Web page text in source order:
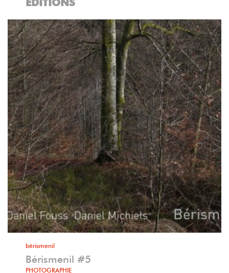
ÉDITIONS
bérismenil
Bérismenil #5
PHOTOGRAPHIE